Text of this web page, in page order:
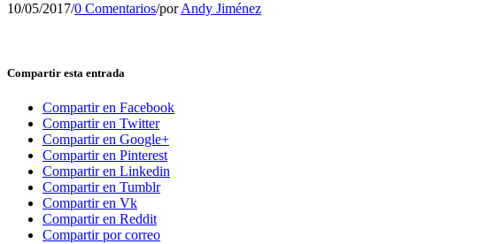
10/05/2017/0 Comentarios/porAndy Jiménez
Compartir esta entrada
Compartir en Facebook
Compartir en Twitter
Compartir en Google+
Compartir en Pinterest
Compartir en Linkedin
Compartir en Tumblr
Compartir en Vk
Compartir en Reddit
Compartir por correo